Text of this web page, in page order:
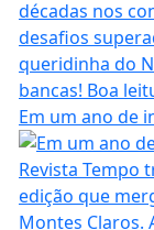
Em um ano de